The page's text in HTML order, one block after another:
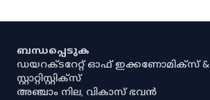
ബന്ധപ്പെടുക
ഡയറക്ടറേറ്റ് ഓഫ് ഇക്കണോമിക്സ് &
സ്റ്റാറ്റിസ്റ്റിക്സ്
അഞ്ചാം നില, വികാസ് ഭവൻ